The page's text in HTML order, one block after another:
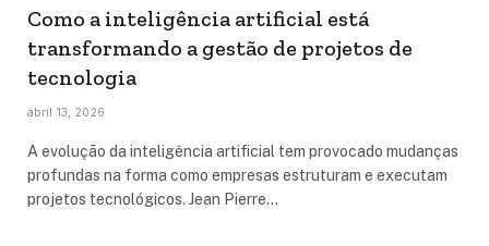
Como a inteligência artificial está
transformando a gestão de projetos de
tecnologia
abril 13, 2026
A evolução da inteligência artificial tem provocado mudanças
profundas na forma como empresas estruturam e executam
projetos tecnológicos. Jean Pierre…